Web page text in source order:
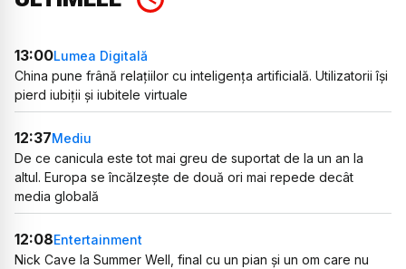
13:00Lumea Digitală
China pune frână relațiilor cu inteligența artificială. Utilizatorii își
pierd iubiții și iubitele virtuale
12:37Mediu
De ce canicula este tot mai greu de suportat de la un an la
altul. Europa se încălzește de două ori mai repede decât
media globală
12:08Entertainment
Nick Cave la Summer Well, final cu un pian și un om care nu